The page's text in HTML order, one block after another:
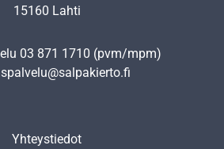
15160 Lahti
03 871 1710 (pvm/mpm)
Yhteystiedot